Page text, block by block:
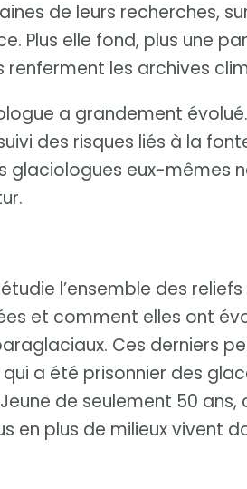
de leurs recherches,
Plus elle fond, plus une
les archives
a grandement évolué.
des risques liés à la
glaciologues eux-mêmes
l’ensemble des
et comment elles ont
Ces derniers
a été prisonnier des
de seulement 50
en plus de milieux vivent